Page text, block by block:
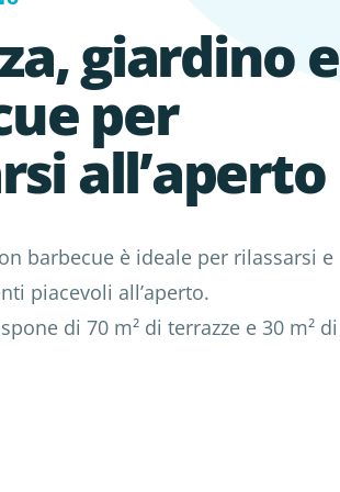
giardino e
per
all’aperto
barbecue è ideale per rilassarsi e
piacevoli all’aperto.
di 70 m² di terrazze e 30 m² di